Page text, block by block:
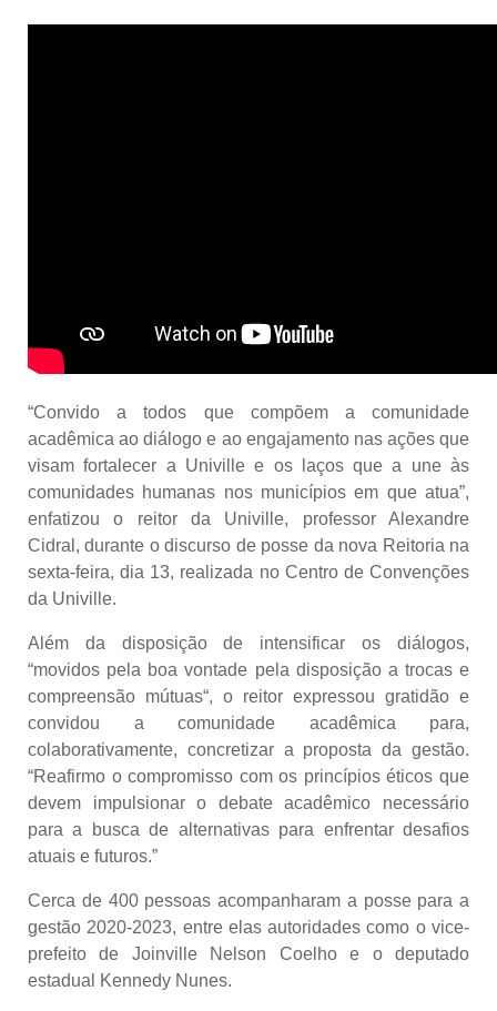
“Convido a todos que compõem a comunidade
acadêmica ao diálogo e ao engajamento nas ações que
visam fortalecer a Univille e os laços que a une às
comunidades humanas nos municípios em que atua”,
enfatizou o reitor da Univille, professor Alexandre
Cidral, durante o discurso de posse da nova Reitoria na
sexta-feira, dia 13, realizada no Centro de Convenções
da Univille.
Além da disposição de intensificar os diálogos,
“movidos pela boa vontade pela disposição a trocas e
compreensão mútuas“, o reitor expressou gratidão e
convidou a comunidade acadêmica para,
colaborativamente, concretizar a proposta da gestão.
“Reafirmo o compromisso com os princípios éticos que
devem impulsionar o debate acadêmico necessário
para a busca de alternativas para enfrentar desafios
atuais e futuros.”
Cerca de 400 pessoas acompanharam a posse para a
gestão 2020-2023, entre elas autoridades como o vice-
prefeito de Joinville Nelson Coelho e o deputado
estadual Kennedy Nunes.